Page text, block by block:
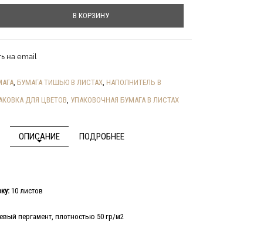
В КОРЗИНУ
на email
, БУМАГА ТИШЬЮ В ЛИСТАХ, НАПОЛНИТЕЛЬ В
ДЛЯ ЦВЕТОВ, УПАКОВОЧНАЯ БУМАГА В ЛИСТАХ
ОПИСАНИЕ ПОДРОБНЕЕ
10 листов
пергамент, плотностью 50 гр/м2